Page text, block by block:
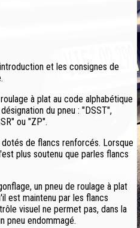
et les consignes de
à plat au code alphabétique
du pneu : "DSST",
ou "ZP".
de flancs renforcés. Lorsque
plus soutenu que parles flancs
un pneu de roulage à plat
est maintenu par les flancs
visuel ne permet pas, dans la
pneu endommagé.